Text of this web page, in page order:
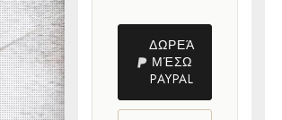
ΔΩΡΕΆ
ΜΈΣΩ
PAYPAL